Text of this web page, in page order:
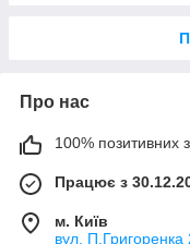
Про нас
100% позитивних з
Працює з
м. Київ
вул. П.Григоренка